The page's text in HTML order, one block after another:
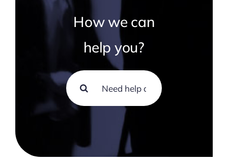
How we can
help you?
Search
for: